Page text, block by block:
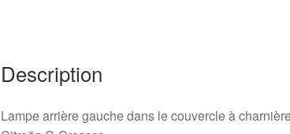
6350EK
Description
Lampe arrière gauche dans le couvercle à